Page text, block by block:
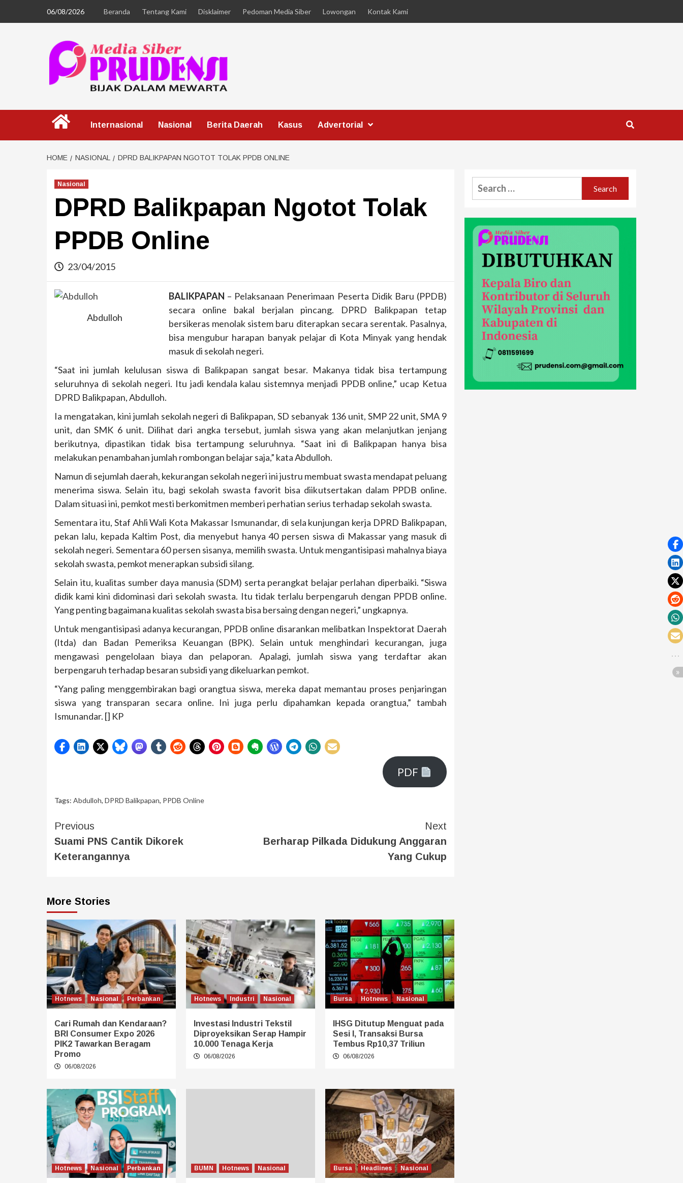
06/08/2026 Beranda Tentang Kami Disklaimer Pedoman Media Siber Lowongan Kontak Kami
Internasional Nasional Berita Daerah Kasus Advertorial
HOME NASIONAL DPRD BALIKPAPAN NGOTOT TOLAK PPDB ONLINE
Nasional
DPRD Balikpapan Ngotot Tolak
PPDB Online
23/04/2015
Abdulloh
BALIKPAPAN – Pelaksanaan Penerimaan Peserta Didik Baru (PPDB)
secara online bakal berjalan pincang. DPRD Balikpapan tetap
bersikeras menolak sistem baru diterapkan secara serentak. Pasalnya,
bisa mengubur harapan banyak pelajar di Kota Minyak yang hendak
masuk di sekolah negeri.
“Saat ini jumlah kelulusan siswa di Balikpapan sangat besar. Makanya tidak bisa tertampung
seluruhnya di sekolah negeri. Itu jadi kendala kalau sistemnya menjadi PPDB online,” ucap Ketua
DPRD Balikpapan, Abdulloh.
Ia mengatakan, kini jumlah sekolah negeri di Balikpapan, SD sebanyak 136 unit, SMP 22 unit, SMA 9
unit, dan SMK 6 unit. Dilihat dari angka tersebut, jumlah siswa yang akan melanjutkan jenjang
berikutnya, dipastikan tidak bisa tertampung seluruhnya. “Saat ini di Balikpapan hanya bisa
melakukan penambahan jumlah rombongan belajar saja,” kata Abdulloh.
Namun di sejumlah daerah, kekurangan sekolah negeri ini justru membuat swasta mendapat peluang
menerima siswa. Selain itu, bagi sekolah swasta favorit bisa diikutsertakan dalam PPDB online.
Dalam situasi ini, pemkot mesti berkomitmen memberi perhatian serius terhadap sekolah swasta.
Sementara itu, Staf Ahli Wali Kota Makassar Ismunandar, di sela kunjungan kerja DPRD Balikpapan,
pekan lalu, kepada Kaltim Post, dia menyebut hanya 40 persen siswa di Makassar yang masuk di
sekolah negeri. Sementara 60 persen sisanya, memilih swasta. Untuk mengantisipasi mahalnya biaya
sekolah swasta, pemkot menerapkan subsidi silang.
Selain itu, kualitas sumber daya manusia (SDM) serta perangkat belajar perlahan diperbaiki. “Siswa
didik kami kini didominasi dari sekolah swasta. Itu tidak terlalu berpengaruh dengan PPDB online.
Yang penting bagaimana kualitas sekolah swasta bisa bersaing dengan negeri,” ungkapnya.
Untuk mengantisipasi adanya kecurangan, PPDB online disarankan melibatkan Inspektorat Daerah
(Itda) dan Badan Pemeriksa Keuangan (BPK). Selain untuk menghindari kecurangan, juga
mengawasi pengelolaan biaya dan pelaporan. Apalagi, jumlah siswa yang terdaftar akan
berpengaruh terhadap besaran subsidi yang dikeluarkan pemkot.
“Yang paling menggembirakan bagi orangtua siswa, mereka dapat memantau proses penjaringan
siswa yang transparan secara online. Ini juga perlu dipahamkan kepada orangtua,” tambah
Ismunandar. [] KP
PDF
Tags: Abdulloh, DPRD Balikpapan, PPDB Online
Previous
Suami PNS Cantik Dikorek
Keterangannya
Next
Berharap Pilkada Didukung Anggaran
Yang Cukup
More Stories
Hotnews Nasional Perbankan
Cari Rumah dan Kendaraan?
BRI Consumer Expo 2026
PIK2 Tawarkan Beragam
Promo
06/08/2026
Hotnews Industri Nasional
Investasi Industri Tekstil
Diproyeksikan Serap Hampir
10.000 Tenaga Kerja
06/08/2026
Bursa Hotnews Nasional
IHSG Ditutup Menguat pada
Sesi I, Transaksi Bursa
Tembus Rp10,37 Triliun
06/08/2026
Hotnews Nasional Perbankan BUMN Hotnews Nasional Bursa Headlines Nasional